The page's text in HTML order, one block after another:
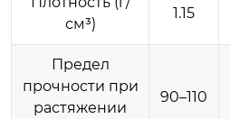
см³)
1.15
Предел
прочности при
растяжении
90–110